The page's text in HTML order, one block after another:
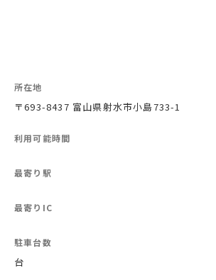
所在地
〒693-8437 富山県射水市小島733-1
利用可能時間
最寄り駅
最寄りIC
駐車台数
台